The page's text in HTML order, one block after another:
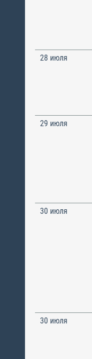
28 июля
29 июля
30 июля
30 июля